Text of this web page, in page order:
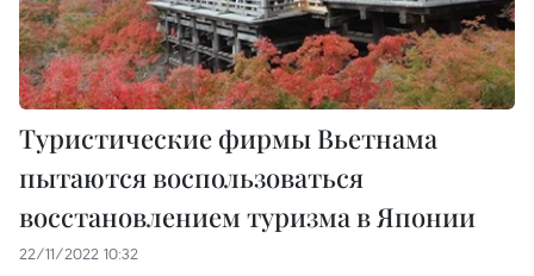
Туристические фирмы Вьетнама
пытаются воспользоваться
восстановлением туризма в Японии
22/11/2022 10:32